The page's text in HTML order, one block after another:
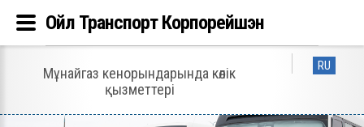
RU
Мұнайгаз кенорындарында көлік
қызметтері
Ойл Транспорт Корпорейшэн